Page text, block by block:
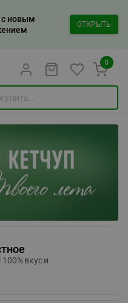
с новым
ОТКРЫТЬ
0
вкус и